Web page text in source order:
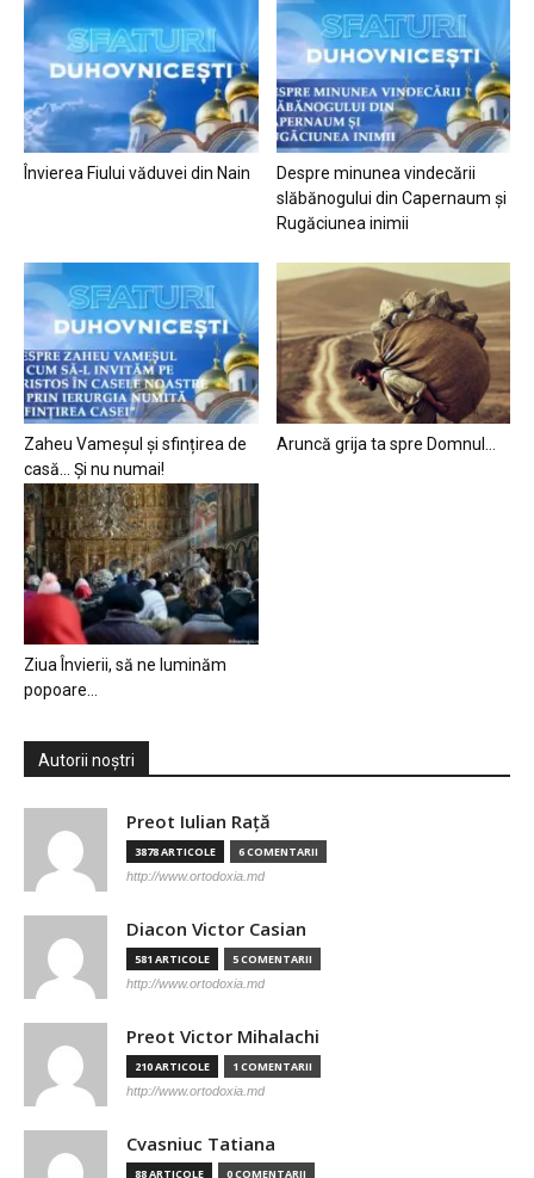
Învierea Fiului văduvei din Nain
Despre minunea vindecării
slăbănogului din Capernaum și
Rugăciunea inimii
Zaheu Vameșul și sfințirea de
casă… Și nu numai!
Aruncă grija ta spre Domnul…
Ziua Învierii, să ne luminăm
popoare…
Autorii noștri
Preot Iulian Raţă
3878 ARTICOLE 6 COMENTARII
http://www.ortodoxia.md
Diacon Victor Casian
581 ARTICOLE 5 COMENTARII
http://www.ortodoxia.md
Preot Victor Mihalachi
210 ARTICOLE 1 COMENTARII
http://www.ortodoxia.md
Cvasniuc Tatiana
88 ARTICOLE 0 COMENTARII